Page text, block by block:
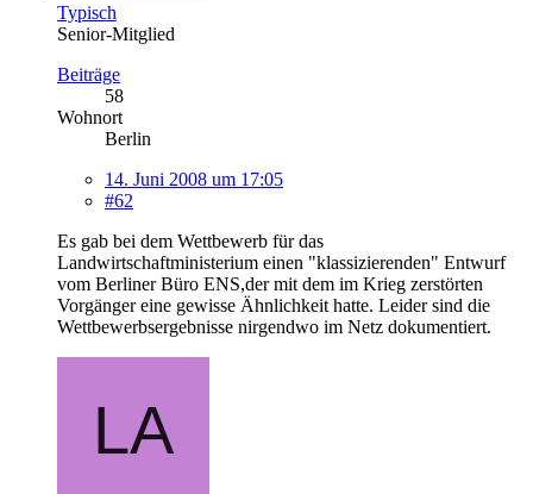
Typisch
Senior-Mitglied
Beiträge
58
Wohnort
Berlin
14. Juni 2008 um 17:05
#62
Es gab bei dem Wettbewerb für das
Landwirtschaftministerium einen "klassizierenden" Entwurf
vom Berliner Büro ENS,der mit dem im Krieg zerstörten
Vorgänger eine gewisse Ähnlichkeit hatte. Leider sind die
Wettbewerbsergebnisse nirgendwo im Netz dokumentiert.